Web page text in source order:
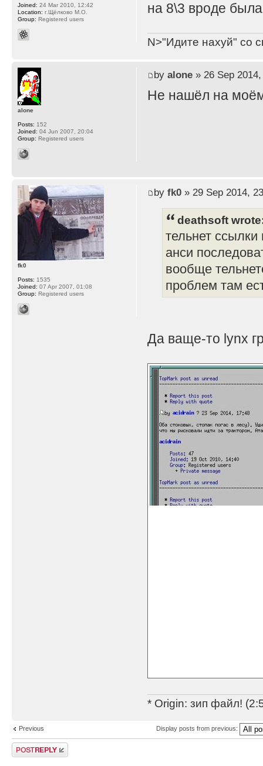
на 8\3 вроде
N>"Идите нахуй" со
Joined: 24 Mar 2010, 12:42
Location: г.Щёлково М.О.
Group: Registered users
by alone» 26 Sep 2014,
Не нашёл на
alone
Posts: 152
Joined: 04 Jun 2007, 20:04
Group: Registered users
by fk0» 29 Sep 2014,
deathsoft
тельнет
анси
вообще
проблем там
Да ваще-то lynx
* Origin: зип файл!
fk0
Posts: 1535
Joined: 07 Apr 2007, 01:08
Group: Registered users
Previous Display posts from previous:
Post a reply